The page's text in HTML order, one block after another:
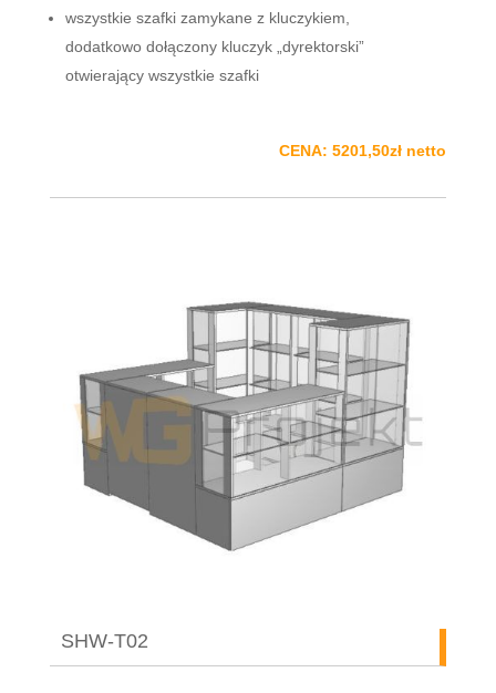
wszystkie szafki zamykane z kluczykiem,
dodatkowo dołączony kluczyk „dyrektorski”
otwierający wszystkie szafki
CENA: 5201,50zł netto
SHW-T02